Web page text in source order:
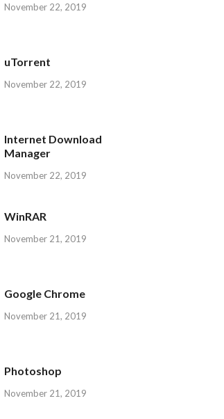
November 22, 2019
uTorrent
November 22, 2019
Internet Download
Manager
November 22, 2019
WinRAR
November 21, 2019
Google Chrome
November 21, 2019
Photoshop
November 21, 2019